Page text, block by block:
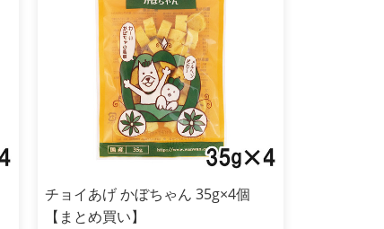
チョイあげ かぼちゃん 35g×4個
【まとめ買い】